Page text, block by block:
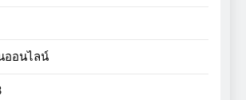
ออนไลน์